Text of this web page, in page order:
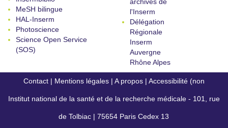
MeSH bilingue
HAL-Inserm
Photoscience
Science Open Service
(SOS)
l'Inserm
Délégation
Régionale
Inserm
Auvergne
Rhône Alpes
Contact | Mentions légales | A propos | Accessibilité (non
conforme)
Institut national de la santé et de la recherche médicale - 101, rue
de Tolbiac | 75654 Paris Cedex 13